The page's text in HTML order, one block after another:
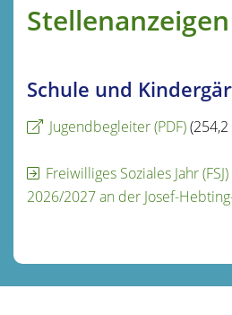
Stellenanzeigen
Schule und
Jugendbegleiter(PDF)(254,2
Freiwilliges Soziales Jahr
2026/2027 an der Josef-